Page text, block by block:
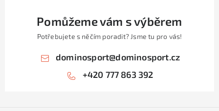
Pomůžeme vám s výběrem
Potřebujete s něčím poradit? Jsme tu pro vás!
dominosport@dominosport.cz
+420 777 863 392